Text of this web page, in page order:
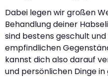
Dabei legen wir großen
Behandlung deiner
sind bestens geschult und
empfindlichen
kannst dich also darauf
und persönlichen Dinge in